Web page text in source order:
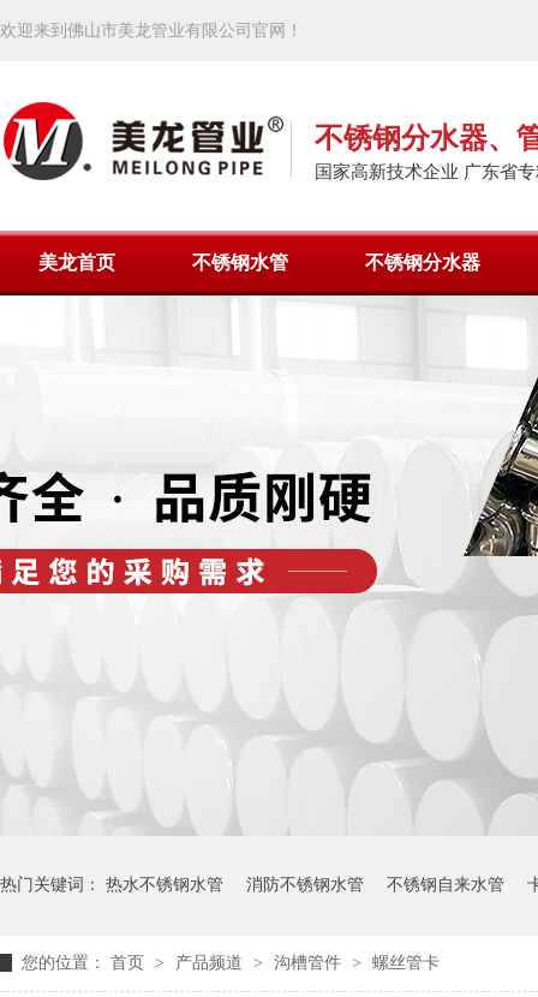
欢迎来到佛山市美龙管业有限公司官网！
不锈钢分水器、
国家高新技术企业 广东省
美龙首页 不锈钢水管 不锈钢分水器
热门关键词： 热水不锈钢水管 消防不锈钢水管 不锈钢自来水管
您的位置： 首页 > 产品频道 > 沟槽管件 > 螺丝管卡